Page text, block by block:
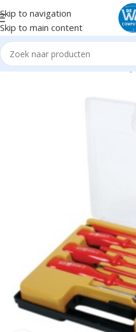
Skip to navigation
Skip to main content
Home Hardware Gereedschap